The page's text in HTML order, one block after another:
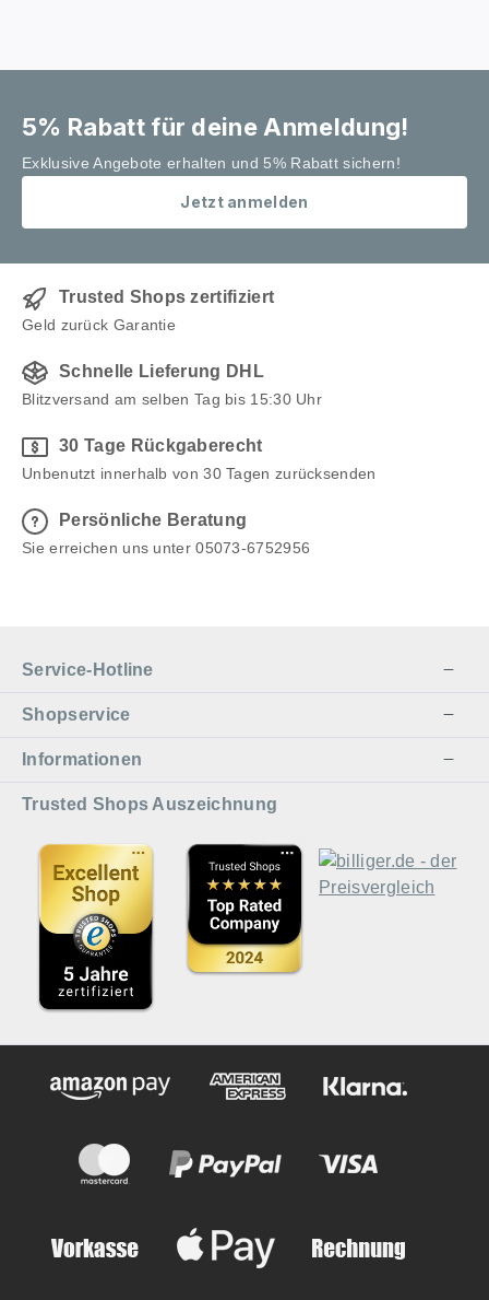
5% Rabatt für deine Anmeldung!
Exklusive Angebote erhalten und 5% Rabatt sichern!
Jetzt anmelden
Trusted Shops zertifiziert
Geld zurück Garantie
Schnelle Lieferung DHL
Blitzversand am selben Tag bis 15:30 Uhr
30 Tage Rückgaberecht
Unbenutzt innerhalb von 30 Tagen zurücksenden
Persönliche Beratung
Sie erreichen uns unter 05073-6752956
Service-Hotline
Shopservice
Informationen
Trusted Shops Auszeichnung